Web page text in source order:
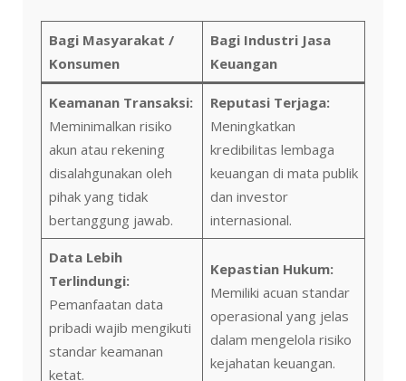
Bagi Masyarakat /
Konsumen
Bagi Industri Jasa
Keuangan
Keamanan Transaksi:
Meminimalkan risiko
akun atau rekening
disalahgunakan oleh
pihak yang tidak
bertanggung jawab.
Reputasi Terjaga:
Meningkatkan
kredibilitas lembaga
keuangan di mata publik
dan investor
internasional.
Data Lebih
Terlindungi:
Pemanfaatan data
pribadi wajib mengikuti
standar keamanan
ketat.
Kepastian Hukum:
Memiliki acuan standar
operasional yang jelas
dalam mengelola risiko
kejahatan keuangan.